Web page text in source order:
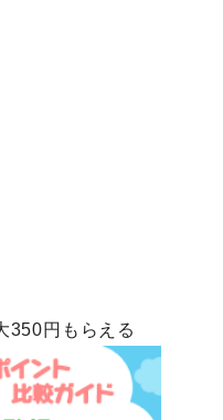
350円もらえる